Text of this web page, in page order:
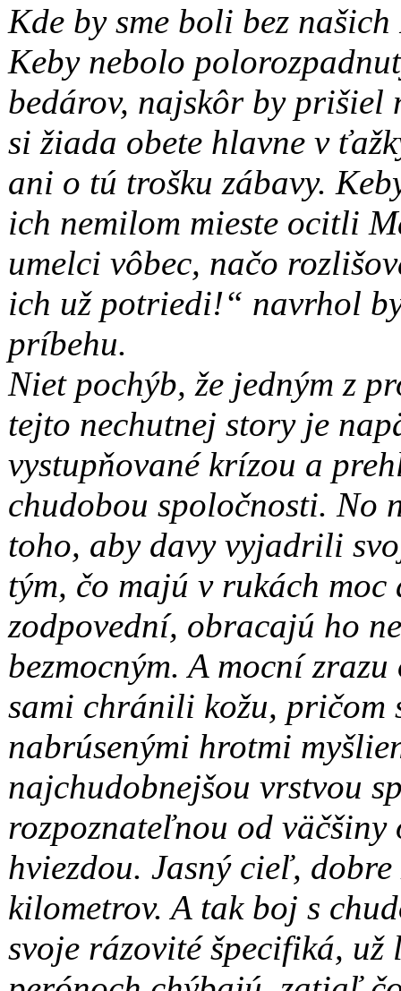
Kde by sme boli bez
Keby nebolo
bedárov, najskôr by prišiel
si žiada obete hlavne v
ani o tú trošku zábavy.
ich nemilom mieste ocitli
umelci vôbec, načo
ich už potriedi!“ navrhol
príbehu.
Niet pochýb, že jedným z
tejto nechutnej story je
vystupňované krízou a
chudobou spoločnosti. No
toho, aby davy vyjadrili
tým, čo majú v rukách moc
zodpovední, obracajú ho
bezmocným. A mocní
sami chránili kožu, pričom
nabrúsenými hrotmi
najchudobnejšou vrstvou
rozpoznateľnou od
hviezdou. Jasný cieľ,
kilometrov. A tak boj s
svoje rázovité špecifiká,